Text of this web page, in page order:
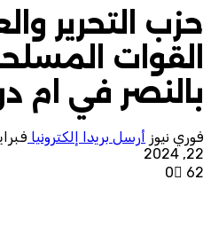
حزب التحرير
القوات
بالنصر في ام
فوري نيوز أرسل بريدا إلكترونيا فبراير 22,
22, 2024
0
62